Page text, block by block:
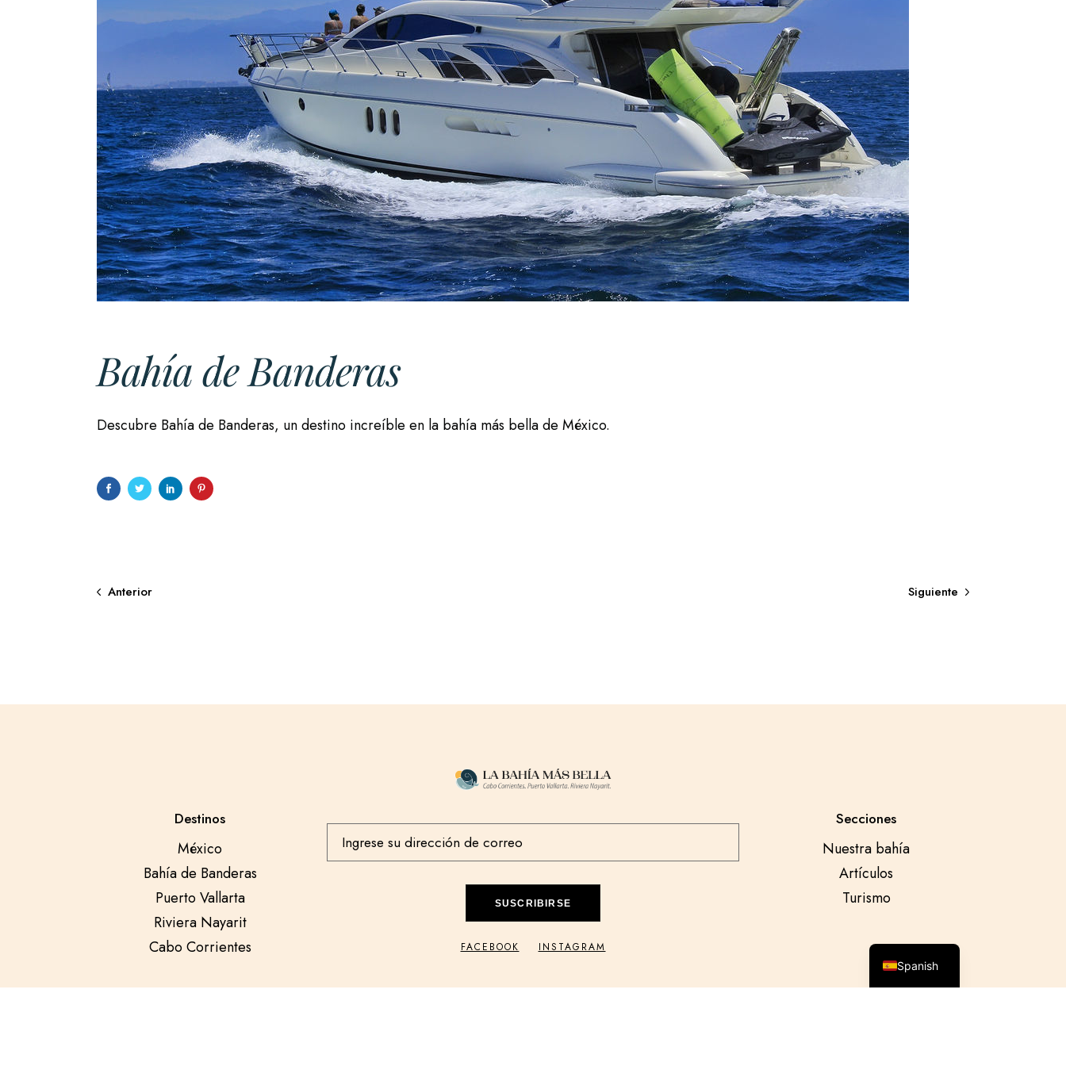
Bahía de Banderas
Descubre Bahía de Banderas, un destino increíble en la bahía más bella de México.
Anterior Siguiente
Destinos
México
Bahía de Banderas
Puerto Vallarta
Riviera Nayarit
Cabo Corrientes
SUSCRIBIRSE
FACEBOOK INSTAGRAM
Secciones
Nuestra bahía
Artículos
Turismo
Spanish